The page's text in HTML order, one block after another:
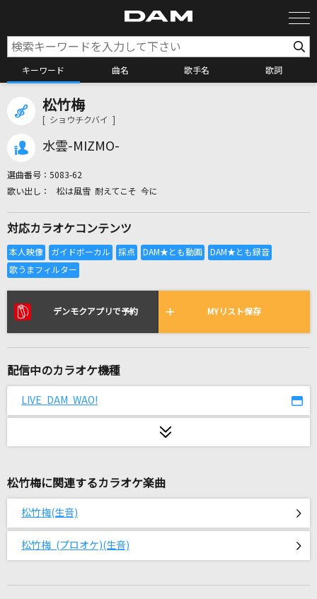
キーワード 曲名 歌手名 歌詞
全国りれき
リアルタイムで歌われている曲の一覧
フラレガイガール
桜晴
優里
カナリヤ(ビデオクリップバージョン)
米津玄師
夜空
[生音]Song for…
松竹梅
[ ショウチクバイ ]
水雲-MIZMO-
選曲番号： 5083-62
松は風雪 耐えてこそ 今に
対応カラオケコンテンツ
デンモクアプリで予約 MYリスト保存
配信中のカラオケ機種
LIVE DAM WAO!
松竹梅に関連するカラオケ楽曲
松竹梅(生音)
松竹梅 (プロオケ)(生音)